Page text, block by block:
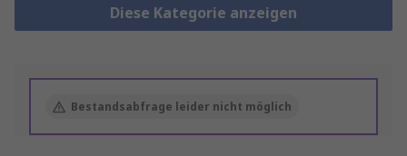
Diese Kategorie anzeigen
Bestandsabfrage leider nicht möglich